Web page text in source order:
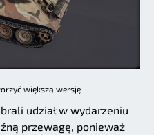
większą wersję
udział w wydarzeniu
przewagę, ponieważ